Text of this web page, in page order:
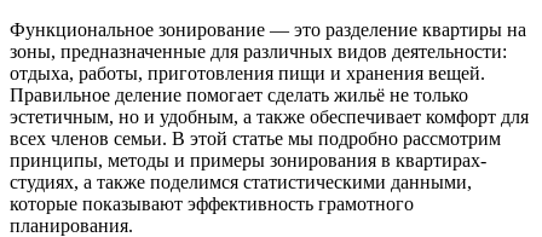
Функциональное зонирование — это разделение квартиры на
зоны, предназначенные для различных видов деятельности:
отдыха, работы, приготовления пищи и хранения вещей.
Правильное деление помогает сделать жильё не только
эстетичным, но и удобным, а также обеспечивает комфорт для
всех членов семьи. В этой статье мы подробно рассмотрим
принципы, методы и примеры зонирования в квартирах-
студиях, а также поделимся статистическими данными,
которые показывают эффективность грамотного
планирования.